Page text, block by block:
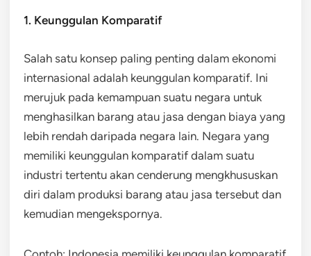
1. Keunggulan Komparatif
Salah satu konsep paling penting dalam ekonomi
internasional adalah keunggulan komparatif. Ini
merujuk pada kemampuan suatu negara untuk
menghasilkan barang atau jasa dengan biaya yang
lebih rendah daripada negara lain. Negara yang
memiliki keunggulan komparatif dalam suatu
industri tertentu akan cenderung mengkhususkan
diri dalam produksi barang atau jasa tersebut dan
kemudian mengekspornya.